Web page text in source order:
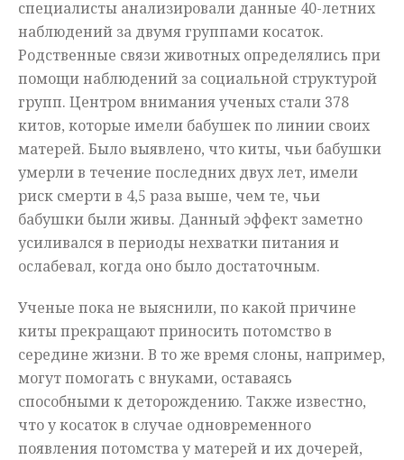
специалисты анализировали данные 40-летних
наблюдений за двумя группами косаток.
Родственные связи животных определялись при
помощи наблюдений за социальной структурой
групп. Центром внимания ученых стали 378
китов, которые имели бабушек по линии своих
матерей. Было выявлено, что киты, чьи бабушки
умерли в течение последних двух лет, имели
риск смерти в 4,5 раза выше, чем те, чьи
бабушки были живы. Данный эффект заметно
усиливался в периоды нехватки питания и
ослабевал, когда оно было достаточным.
Ученые пока не выяснили, по какой причине
киты прекращают приносить потомство в
середине жизни. В то же время слоны, например,
могут помогать с внуками, оставаясь
способными к деторождению. Также известно,
что у косаток в случае одновременного
появления потомства у матерей и их дочерей,